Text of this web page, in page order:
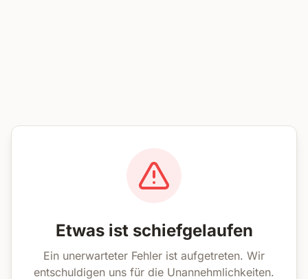
Etwas ist schiefgelaufen
Ein unerwarteter Fehler ist aufgetreten. Wir
entschuldigen uns für die Unannehmlichkeiten.